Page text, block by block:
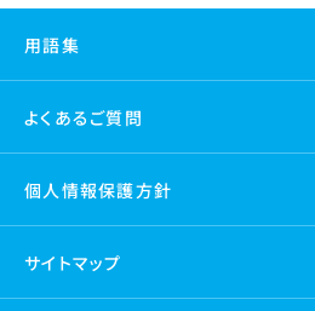
用語集
よくあるご質問
個人情報保護方針
サイトマップ